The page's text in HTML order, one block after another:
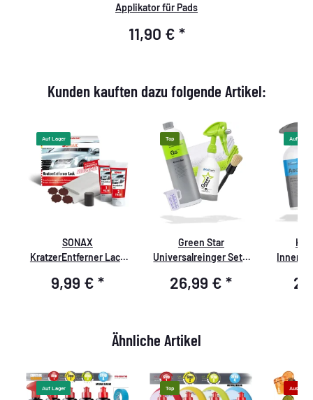
Applikator für Pads
11,90 € *
Kunden kauften dazu folgende Artikel:
Auf Lager
SONAX
KratzerEntferner Lack
9,99 € *
Top
Green Star
Universalreinger Set -
26,99 €*
Auf Lager
Ähnliche Artikel
Auf Lager Top